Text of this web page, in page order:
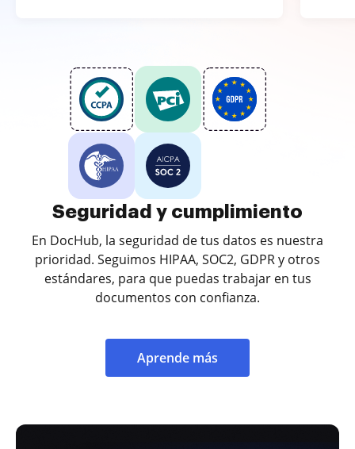
Seguridad y cumplimiento
En DocHub, la seguridad de tus datos es nuestra
prioridad. Seguimos HIPAA, SOC2, GDPR y otros
estándares, para que puedas trabajar en tus
documentos con confianza.
Aprende más